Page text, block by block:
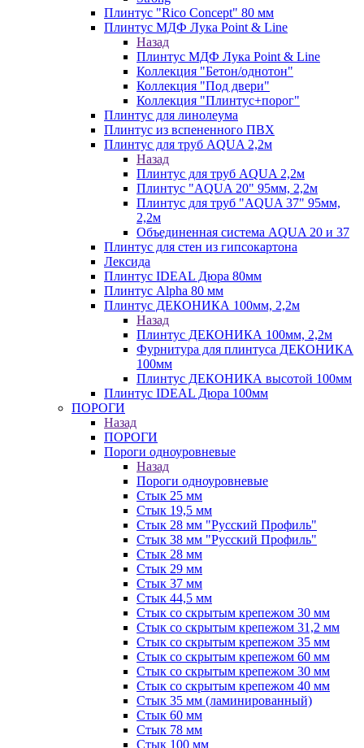
Плинтус "Rico Concept" 80 мм
Плинтус МДФ Лука Point & Line
Назад
Плинтус МДФ Лука Point & Line
Коллекция "Бетон/однотон"
Коллекция "Под двери"
Коллекция "Плинтус+порог"
Плинтус для линолеума
Плинтус из вспененного ПВХ
Плинтус для труб AQUA 2,2м
Назад
Плинтус для труб AQUA 2,2м
Плинтус "AQUA 20" 95мм, 2,2м
Плинтус для труб "AQUA 37" 95мм,
2,2м
Объединенная система AQUA 20 и 37
Плинтус для стен из гипсокартона
Лексида
Плинтус IDEAL Дюра 80мм
Плинтус Alpha 80 мм
Плинтус ДЕКОНИКА 100мм, 2,2м
Назад
Плинтус ДЕКОНИКА 100мм, 2,2м
Фурнитура для плинтуса ДЕКОНИКА
100мм
Плинтус ДЕКОНИКА высотой 100мм
Плинтус IDEAL Дюра 100мм
ПОРОГИ
Назад
ПОРОГИ
Пороги одноуровневые
Назад
Пороги одноуровневые
Стык 25 мм
Стык 19,5 мм
Стык 28 мм "Русский Профиль"
Стык 38 мм "Русский Профиль"
Стык 28 мм
Стык 29 мм
Стык 37 мм
Стык 44,5 мм
Стык со скрытым крепежом 30 мм
Стык со скрытым крепежом 31,2 мм
Стык со скрытым крепежом 35 мм
Стык со скрытым крепежом 60 мм
Стык со скрытым крепежом 30 мм
Стык со скрытым крепежом 40 мм
Стык 35 мм (ламинированный)
Стык 60 мм
Стык 78 мм
Стык 100 мм